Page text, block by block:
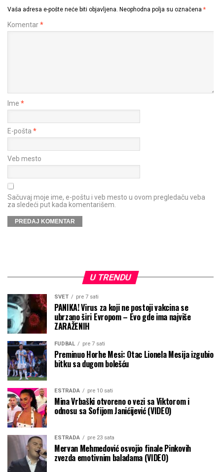
Vaša adresa e-pošte neće biti objavljena. Neophodna polja su označena *
Komentar*
Ime *
E-pošta *
Veb mesto
Sačuvaj moje ime, e-poštu i veb mesto u ovom pregledaču veba
za sledeći put kada komentarišem.
U TRENDU
SVET pre 7 sati
PANIKA! Virus za koji ne postoji vakcina se
ubrzano širi Evropom – Evo gde ima najviše
ZARAŽENIH
FUDBAL pre 7 sati
Preminuo Horhe Mesi: Otac Lionela Mesija izgubio
bitku sa dugom bolešću
ESTRADA pre 10 sati
Mina Vrbaški otvoreno o vezi sa Viktorom i
odnosu sa Sofijom Janićijević (VIDEO)
ESTRADA pre 23 sata
Mervan Mehmedović osvojio finale Pinkovih
zvezda emotivnim baladama (VIDEO)